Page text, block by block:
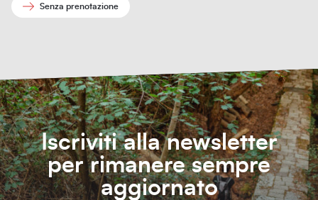
Senza prenotazione
Iscriviti alla newsletter
per rimanere sempre
aggiornato